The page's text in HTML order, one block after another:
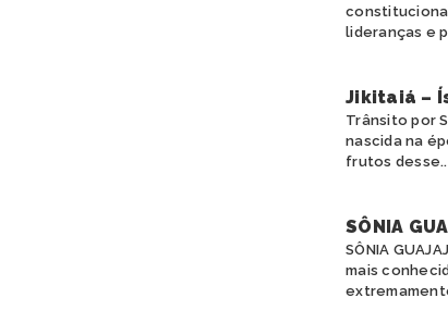
lideranças e
Jikitaiá –
Trânsito por
nascida na
frutos
SÔNIA
SÔNIA
mais